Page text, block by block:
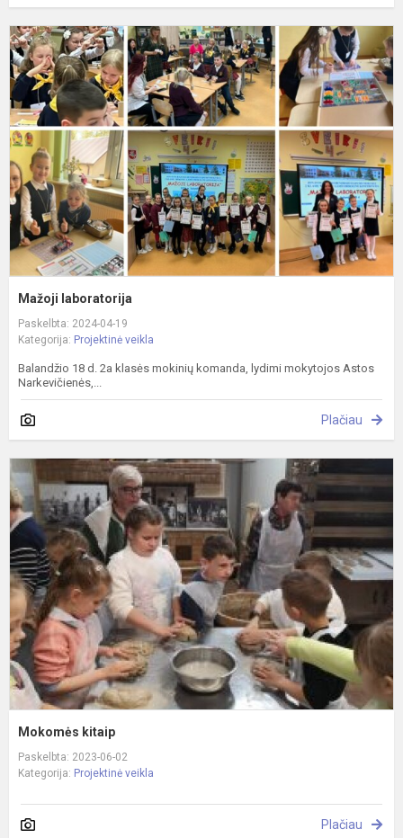
Mažoji laboratorija
Paskelbta: 2024-04-19
Kategorija: Projektinė veikla
Balandžio 18 d. 2a klasės mokinių komanda, lydimi mokytojos Astos
Narkevičienės,...
Plačiau
Mokomės kitaip
Paskelbta: 2023-06-02
Kategorija: Projektinė veikla
Plačiau